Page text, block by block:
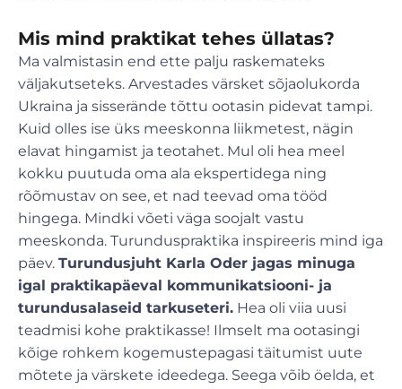
Mis mind praktikat tehes üllatas?
Ma valmistasin end ette palju raskemateks
väljakutseteks. Arvestades värsket sõjaolukorda
Ukraina ja sisserände tõttu ootasin pidevat tampi.
Kuid olles ise üks meeskonna liikmetest, nägin
elavat hingamist ja teotahet. Mul oli hea meel
kokku puutuda oma ala ekspertidega ning
rõõmustav on see, et nad teevad oma tööd
hingega. Mindki võeti väga soojalt vastu
meeskonda. Turunduspraktika inspireeris mind iga
päev. Turundusjuht Karla Oder jagas minuga
igal praktikapäeval kommunikatsiooni- ja
turundusalaseid tarkuseteri. Hea oli viia uusi
teadmisi kohe praktikasse! Ilmselt ma ootasingi
kõige rohkem kogemustepagasi täitumist uute
mõtete ja värskete ideedega. Seega võib öelda, et